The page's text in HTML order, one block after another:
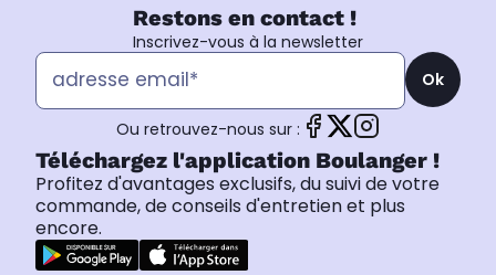
Restons en contact !
Inscrivez-vous à la newsletter
Ok
Ou retrouvez-nous sur :
Téléchargez l'application Boulanger !
Profitez d'avantages exclusifs, du suivi de votre
commande, de conseils d'entretien et plus
encore.